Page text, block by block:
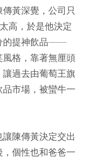
黃深覺，公司只
高，於是他決定
的提神飲品——
風格，靠著無厘頭
過去由葡萄王旗
市場，被蠻牛一
陳傳黃決定交出
個性也和爸爸一